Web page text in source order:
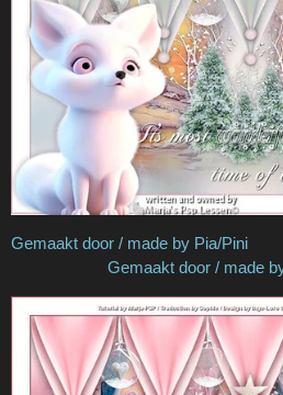
Gemaakt door /
Gemaakt door / made by